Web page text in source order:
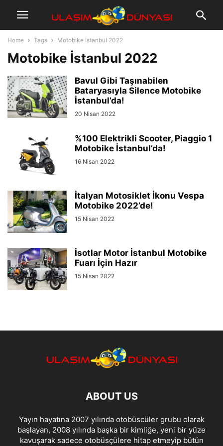
Home Tags Motobike İstanbul 2022
Motobike İstanbul 2022
Bavul Gibi Taşınabilen
Bataryasıyla Silence Motobike
İstanbul’da!
20 Nisan 2022
%100 Elektrikli Scooter, Piaggio 1
Motobike İstanbul’da!
16 Nisan 2022
İtalyan Motosiklet İkonu Vespa
Motobike 2022’de!
15 Nisan 2022
İsotlar Motor İstanbul Motobike
Fuarı İçin Hazır
15 Nisan 2022
ABOUT US
Yayın hayatına 2007 yılında otobüscüler grubu olarak
başlayan, 2008 yılında başka bir kimliğe, yeni bir yüze
kavuşarak sadece otobüsçülere hitap etmeyip bütün